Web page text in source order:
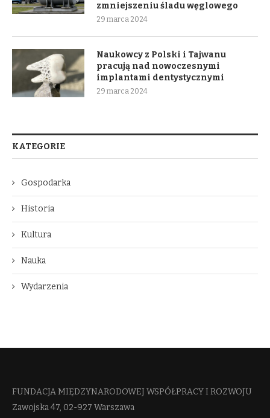
zmniejszeniu śladu węglowego
29 marca 2024
Naukowcy z Polski i Tajwanu
pracują nad nowoczesnymi
implantami dentystycznymi
29 marca 2024
KATEGORIE
Gospodarka
Historia
Kultura
Nauka
Wydarzenia
FUNDACJA MIĘDZYNARODOWEJ WSPÓŁPRACY I ROZWOJU​
Zawojska 47, 02-927 Warszawa